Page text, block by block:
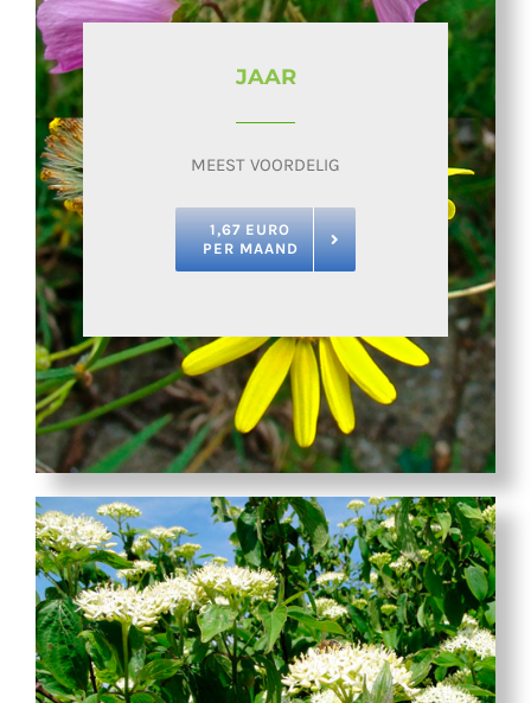
JAAR
MEEST VOORDELIG
1,67 EURO
PER MAAND